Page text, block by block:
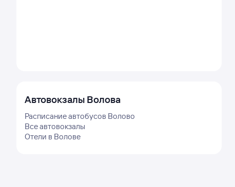
Автовокзалы Волова
Расписание автобусов Волово
Все автовокзалы
Отели в Волове